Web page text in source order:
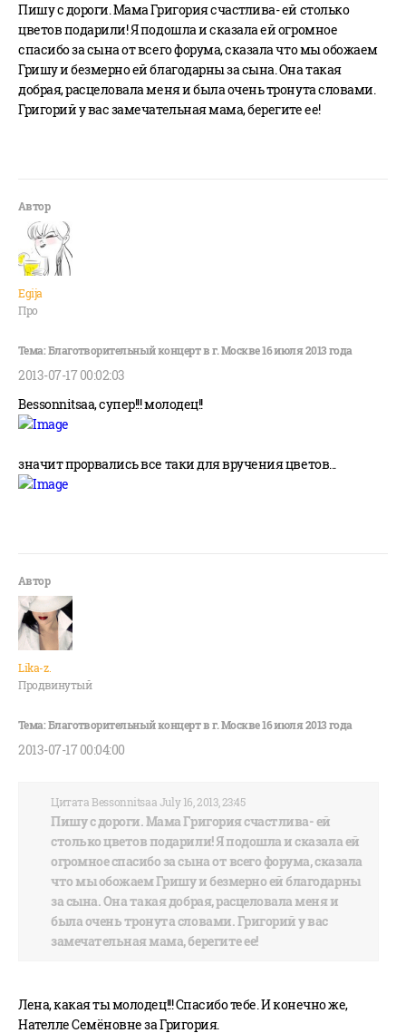
Пишу с дороги. Мама Григория счастлива- ей столько
цветов подарили! Я подошла и сказала ей огромное
спасибо за сына от всего форума, сказала что мы обожаем
Гришу и безмерно ей благодарны за сына. Она такая
добрая, расцеловала меня и была очень тронута словами.
Григорий у вас замечательная мама, берегите ее!
Egija
Про
2013-07-17 00:02:03
Bessonnitsaa, супер!!! молодец!!
значит прорвались все таки для вручения цветов...
Lika-z.
Продвинутый
2013-07-17 00:04:00
Цитата Bessonnitsaa July 16, 2013, 23:45
Пишу с дороги. Мама Григория счастлива- ей
столько цветов подарили! Я подошла и сказала ей
огромное спасибо за сына от всего форума, сказала
что мы обожаем Гришу и безмерно ей благодарны
за сына. Она такая добрая, расцеловала меня и
была очень тронута словами. Григорий у вас
замечательная мама, берегите ее!
Лена, какая ты молодец!!! Спасибо тебе. И конечно же,
Нателле Семёновне за Григория.